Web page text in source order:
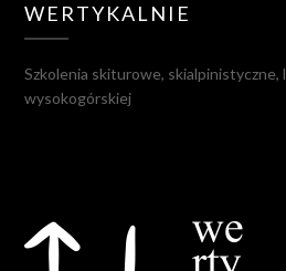
WERTYKALNIE
Szkolenia skiturowe,
wysokogórskiej